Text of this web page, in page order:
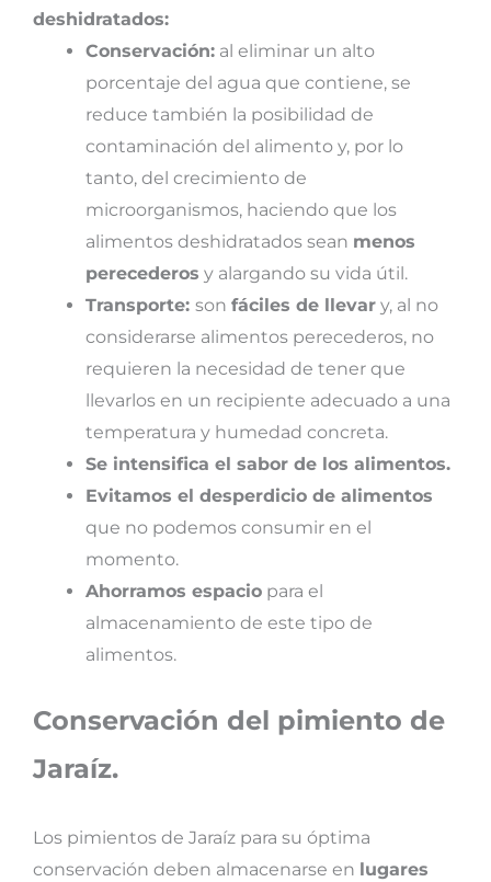
deshidratados:
Conservación: al eliminar un alto
porcentaje del agua que contiene, se
reduce también la posibilidad de
contaminación del alimento y, por lo
tanto, del crecimiento de
microorganismos, haciendo que los
alimentos deshidratados sean menos
perecederos y alargando su vida útil.
Transporte: son fáciles de llevar y, al no
considerarse alimentos perecederos, no
requieren la necesidad de tener que
llevarlos en un recipiente adecuado a una
temperatura y humedad concreta.
Se intensifica el sabor de los alimentos.
Evitamos el desperdicio de alimentos
que no podemos consumir en el
momento.
Ahorramos espacio para el
almacenamiento de este tipo de
alimentos.
Conservación del pimiento de
Jaraíz.
Los pimientos de Jaraíz para su óptima
conservación deben almacenarse en lugares